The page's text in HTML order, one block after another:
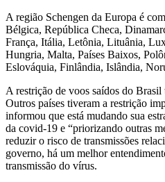
A região Schengen da Europa é
Bélgica, República Checa,
França, Itália, Letônia, Lituânia,
Hungria, Malta, Países Baixos,
Eslováquia, Finlândia, Islândia,
A restrição de voos saídos do
Outros países tiveram a restrição
informou que está mudando sua
da covid-19 e “priorizando outras
reduzir o risco de transmissões
governo, há um melhor
transmissão do vírus.